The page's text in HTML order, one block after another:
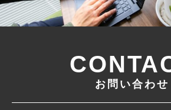
が業務を委託する業者に対して開示
・法令に基づき開示することが必要
当社は、個人情報の正確性及び安全
に、セキュリティに万全の対策を講
お問い合わせ